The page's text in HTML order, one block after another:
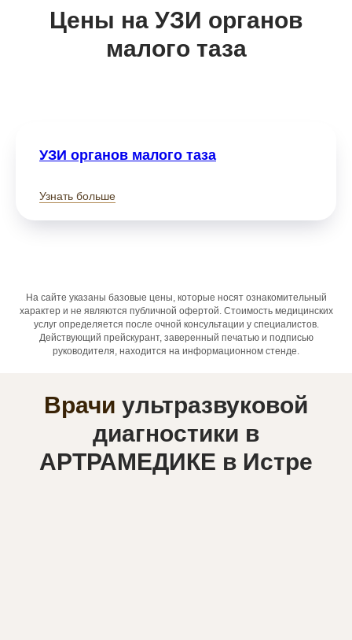
Цены на УЗИ органов
малого таза
УЗИ органов малого таза
Узнать больше
На сайте указаны базовые цены, которые носят ознакомительный
характер и не являются публичной офертой. Стоимость медицинских
услуг определяется после очной консультации у специалистов.
Действующий прейскурант, заверенный печатью и подписью
руководителя, находится на информационном стенде.
Врачи ультразвуковой
диагностики в
АРТРАМЕДИКЕ в Истре